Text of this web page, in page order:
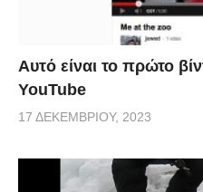
Αυτό είναι το πρώτο
YouTube
17 ΔΕΚΕΜΒΡΊΟΥ, 2023